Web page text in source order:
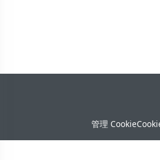
管理 Cookie